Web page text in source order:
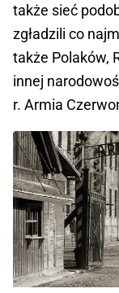
także sieć
zgładzili co
także Polaków,
innej
r. Armia